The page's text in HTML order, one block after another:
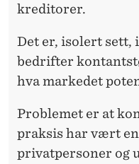
kreditorer.
Det er, isolert sett,
bedrifter
hva markedet
Problemet er at
praksis har vært
privatpersoner og